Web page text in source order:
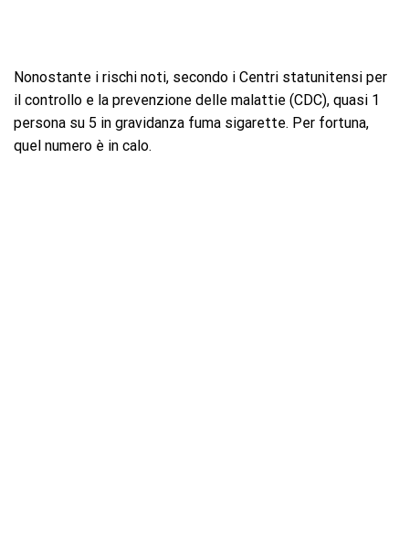
Nonostante i rischi noti, secondo i Centri statunitensi per
il controllo e la prevenzione delle malattie (CDC), quasi 1
persona su 5 in gravidanza fuma sigarette. Per fortuna,
quel numero è in calo.